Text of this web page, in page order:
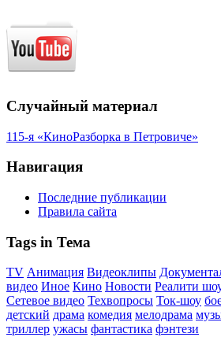
Случайный материал
115-я «КиноРазборка в Петровиче»
Навигация
Последние публикации
Правила сайта
Tags in Тема
TV Анимация Видеоклипы
видео Иное Кино Новости Реалити
Сетевое видео Техвопросы Ток-шоу
детский драма комедия мелодрама
триллер ужасы фантастика фэнтези